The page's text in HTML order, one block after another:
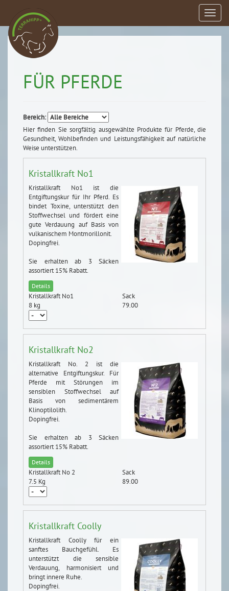
FÜR PFERDE
Bereich:
Hier finden Sie sorgfältig ausgewählte Produkte für Pferde, die
Gesundheit, Wohlbefinden und Leistungsfähigkeit auf natürliche
Weise unterstützen.
Kristallkraft No1
Kristallkraft No1 ist die
Entgiftungskur für Ihr Pferd. Es
bindet Toxine, unterstützt den
Stoffwechsel und fördert eine
gute Verdauung auf Basis von
vulkanischem Montmorillonit.
Dopingfrei.
Sie erhalten ab 3 Säcken
assortiert 15% Rabatt.
Details
Kristallkraft No1
Sack
8 kg
79.00
Kristallkraft No2
Kristallkraft No. 2 ist die
alternative Entgiftungskur. Für
Pferde mit Störungen im
sensiblen Stoffwechsel auf
Basis von sedimentärem
Klinoptilolith.
Dopingfrei.
Sie erhalten ab 3 Säcken
assortiert 15% Rabatt.
Details
Kristallkraft No 2
Sack
7.5 Kg
89.00
Kristallkraft Coolly
Kristallkraft Coolly für ein
sanftes Bauchgefühl. Es
unterstützt die sensible
Verdauung, harmonisiert und
bringt innere Ruhe.
Dopingfrei.